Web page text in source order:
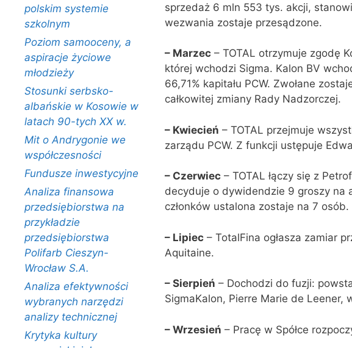
sprzedaż 6 mln 553 tys. akcji,
wezwania zostaje przesądzone.
– Marzec– TOTAL otrzymuje zgodę
której wchodzi Sigma. Kalon BV
66,71% kapitału PCW. Zwołane
całkowitej zmiany Rady Nadzorczej.
– Kwiecień – TOTAL przejmuje
zarządu PCW. Z funkcji ustępuje
– Czerwiec– TOTAL łączy się z
decyduje o dywidendzie 9 groszy na
członków ustalona zostaje na 7 osób.
– Lipiec– TotalFina ogłasza zamiar
Aquitaine.
– Sierpień – Dochodzi do fuzji:
SigmaKalon, Pierre Marie de Leener,
– Wrzesień – Pracę w Spółce
polskim systemie
szkolnym
Poziom samooceny, a
aspiracje życiowe
młodzieży
Stosunki serbsko-
albańskie w Kosowie w
latach 90-tych XX w.
Mit o Andrygonie we
współczesności
Fundusze inwestycyjne
Analiza finansowa
przedsiębiorstwa na
przykładzie
przedsiębiorstwa
Polifarb Cieszyn-
Wrocław S.A.
Analiza efektywności
wybranych narzędzi
analizy technicznej
Krytyka kultury